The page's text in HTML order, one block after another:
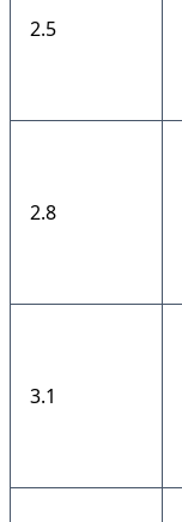
2.5
2.8
3.1